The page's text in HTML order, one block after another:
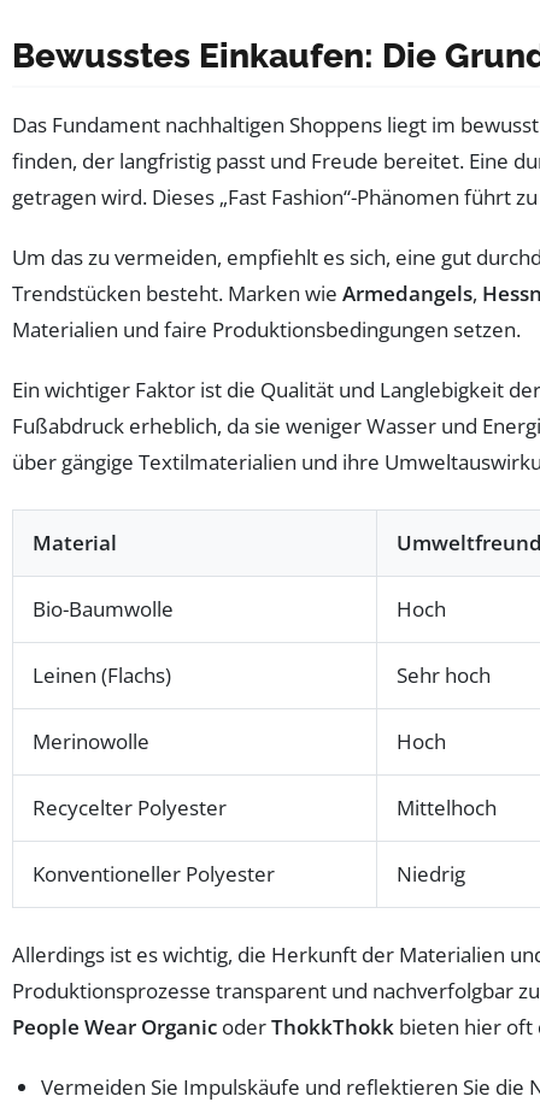
Bewusstes Einkaufen: Die
Das Fundament nachhaltigen Shoppens liegt im
finden, der langfristig passt und Freude bereitet. Eine
getragen wird. Dieses „Fast Fashion“-Phänomen führt
Um das zu vermeiden, empfiehlt es sich, eine gut
Trendstücken besteht. Marken wie Armedangels,
Materialien und faire Produktionsbedingungen setzen.
Ein wichtiger Faktor ist die Qualität und Langlebigkeit
Fußabdruck erheblich, da sie weniger Wasser und
über gängige Textilmaterialien und ihre
Material
Bio-Baumwolle Hoch
Leinen (Flachs) Sehr hoch
Merinowolle Hoch
Recycelter Polyester Mittelhoch
Konventioneller Polyester Niedrig
Allerdings ist es wichtig, die Herkunft der Materialien
Produktionsprozesse transparent und nachverfolgbar
People Wear Organic oderThokkThokk bieten hier
Vermeiden Sie Impulskäufe und reflektieren Sie die